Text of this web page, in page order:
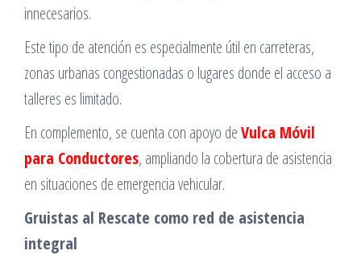
innecesarios.
Este tipo de atención es especialmente útil en carreteras,
zonas urbanas congestionadas o lugares donde el acceso a
talleres es limitado.
En complemento, se cuenta con apoyo deVulca Móvil
para Conductores, ampliando la cobertura de asistencia
en situaciones de emergencia vehicular.
Gruistas al Rescate como red de asistencia
integral